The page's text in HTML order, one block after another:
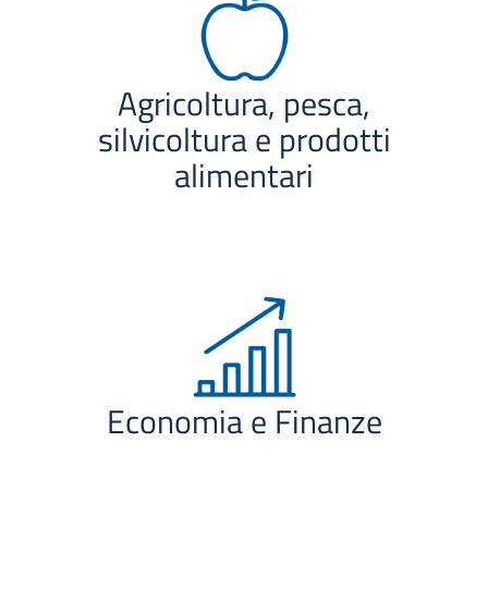
Agricoltura, pesca,
silvicoltura e prodotti
alimentari
Economia e Finanze